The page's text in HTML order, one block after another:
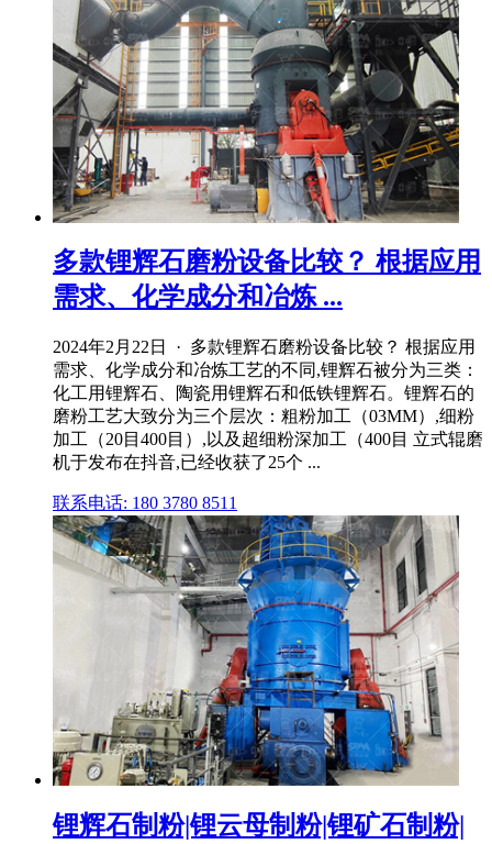
多款锂辉石磨粉设备比较？ 根据应用
需求、化学成分和冶炼 ...
2024年2月22日 · 多款锂辉石磨粉设备比较？ 根据应用
需求、化学成分和冶炼工艺的不同,锂辉石被分为三类：
化工用锂辉石、陶瓷用锂辉石和低铁锂辉石。锂辉石的
磨粉工艺大致分为三个层次：粗粉加工（03MM）,细粉
加工（20目400目）,以及超细粉深加工（400目 立式辊磨
机于发布在抖音,已经收获了25个 ...
联系电话: 180 3780 8511
锂辉石制粉|锂云母制粉|锂矿石制粉|